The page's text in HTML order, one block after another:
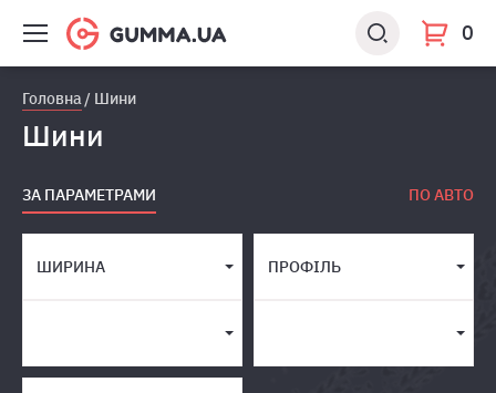
0
Головна Шини
Шини
ЗА ПАРАМЕТРАМИ ПО АВТО
ШИРИНА ПРОФІЛЬ